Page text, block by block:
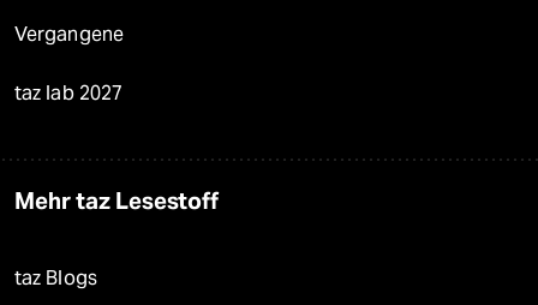
Vergangene
taz lab 2027
Mehr taz Lesestoff
taz Blogs